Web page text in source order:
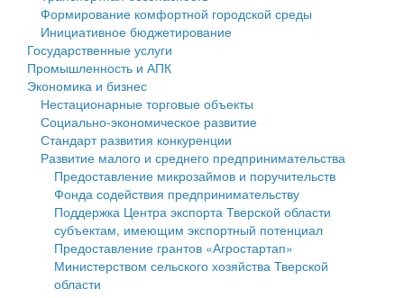
Государственные услуги
Промышленность и АПК
Экономика и бизнес
Символика
Устав
Гостям округа
Туризм
Культура
Образование
Здравоохранение
Социальная защита
муниципального округа Тверской области
Администрация Кашинского муниципального округа
Тверской области
Управление сельскими территориями
Открытые данные
Работа с обращениями граждан
Муниципальный контроль
Муниципальные услуги
Финансовое управление
Бюджет для граждан
Имущество
Выявление правообладателей ранее учтенных
объектов недвижимости
Имущественная поддержка субъектов малого и
среднего предпринимательства
Информационная поддержка субъектов малого и
Формирование комфортной городской среды
Инициативное бюджетирование
Государственные услуги
Промышленность и АПК
Экономика и бизнес
Нестационарные торговые объекты
Социально-экономическое развитие
Стандарт развития конкуренции
Развитие малого и среднего предпринимательства
Предоставление микрозаймов и поручительств
Фонда содействия предпринимательству
Поддержка Центра экспорта Тверской области
субъектам, имеющим экспортный потенциал
Предоставление грантов «Агростартап»
Министерством сельского хозяйства Тверской
области